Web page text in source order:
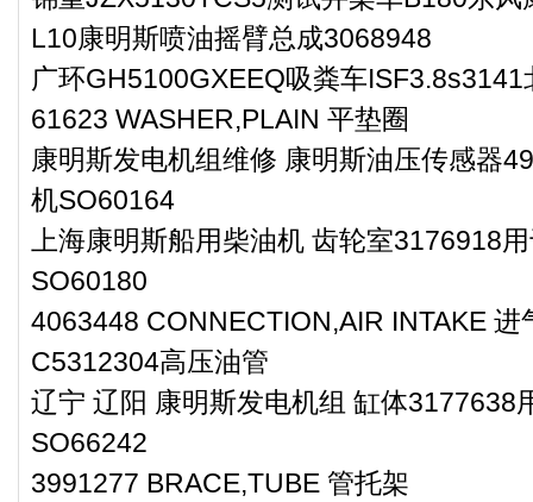
L10康明斯喷油摇臂总成3068948
广环GH5100GXEEQ吸粪车
61623 WASHER,PLAIN 平垫圈
康明斯发电机组维修 康明斯油压传感器
机SO60164
上海康明斯船用柴油机 齿轮室3176918
SO60180
4063448 CONNECTION,AIR INTAKE 进
C5312304高压油管
辽宁 辽阳 康明斯发电机组 缸体3177638
SO66242
3991277 BRACE,TUBE 管托架